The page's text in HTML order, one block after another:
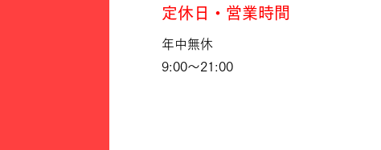
定休日・営業時間
年中無休
9:00〜21:00